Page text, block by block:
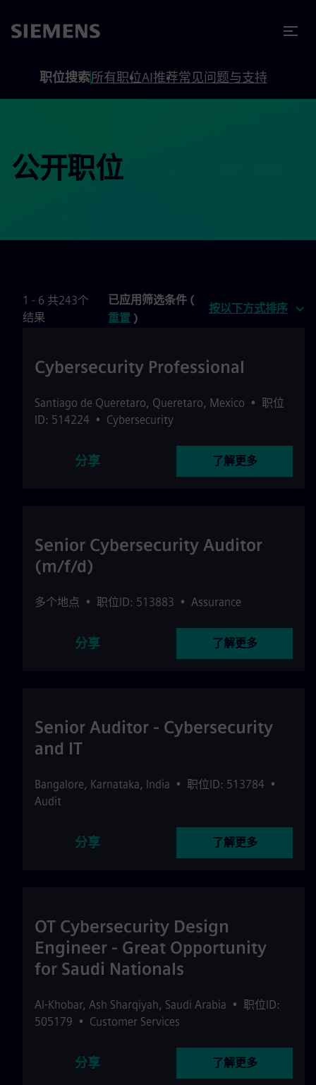
职位搜索所有职位AI推荐常见问题与支持
公开职位
1 - 6 共243个
结果
已应用筛选条件 (
重置)
按以下方式排序
Cybersecurity Professional
Santiago de Queretaro, Queretaro, Mexico • 职位
ID: 514224 • Cybersecurity
分享 了解更多
Senior Cybersecurity Auditor
(m/f/d)
多个地点 • 职位ID: 513883 • Assurance
分享 了解更多
Senior Auditor - Cybersecurity
and IT
Bangalore, Karnataka, India • 职位ID: 513784 •
Audit
分享 了解更多
OT Cybersecurity Design
Engineer - Great Opportunity
for Saudi Nationals
Al-Khobar, Ash Sharqiyah, Saudi Arabia • 职位ID:
505179 • Customer Services
分享 了解更多